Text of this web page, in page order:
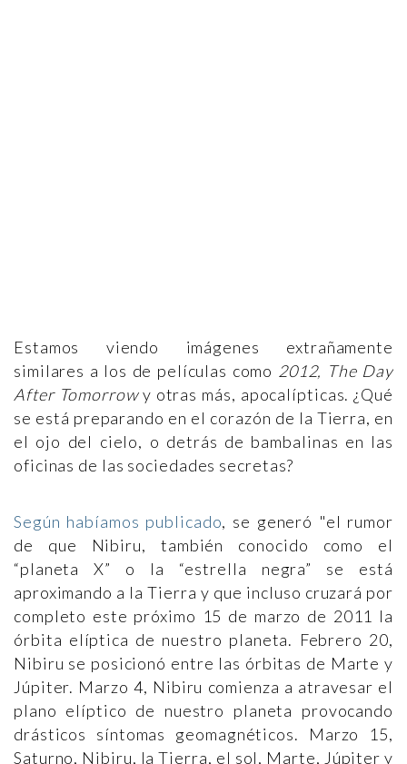
Estamos viendo imágenes extrañamente
similares a los de películas como 2012, The Day
After Tomorrowy otras más, apocalípticas. ¿Qué
se está preparando en el corazón de la Tierra, en
el ojo del cielo, o detrás de bambalinas en las
oficinas de las sociedades secretas?
Según habíamos publicado, se generó "el rumor
de que Nibiru, también conocido como el
“planeta X” o la “estrella negra” se está
aproximando a la Tierra y que incluso cruzará por
completo este próximo 15 de marzo de 2011 la
órbita elíptica de nuestro planeta. Febrero 20,
Nibiru se posicionó entre las órbitas de Marte y
Júpiter. Marzo 4, Nibiru comienza a atravesar el
plano elíptico de nuestro planeta provocando
drásticos síntomas geomagnéticos. Marzo 15,
Saturno, Nibiru, la Tierra, el sol, Marte, Júpiter y